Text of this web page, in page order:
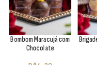
Bombom Maracujá com
Chocolate